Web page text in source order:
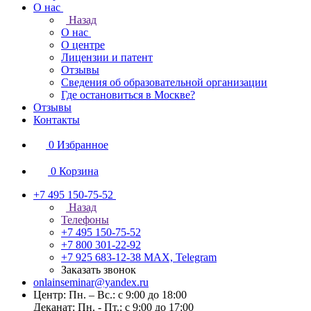
О нас
Назад
О нас
О центре
Лицензии и патент
Отзывы
Сведения об образовательной организации
Где остановиться в Москве?
Отзывы
Контакты
0 Избранное
0 Корзина
+7 495 150-75-52
Назад
Телефоны
+7 495 150-75-52
+7 800 301-22-92
+7 925 683-12-38 MAX, Telegram
Заказать звонок
onlainseminar@yandex.ru
Центр: Пн. – Вс.: с 9:00 до 18:00
Деканат: Пн. - Пт.: с 9:00 до 17:00